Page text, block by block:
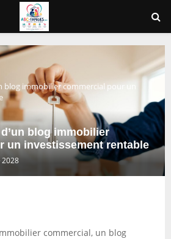
blog immobilier commercial pour un
blog immobilier
un investissement rentable
2028
commercial, un blog